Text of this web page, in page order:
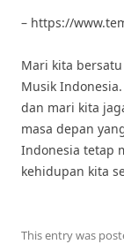
– https://
Mari kita
Musik
dan mari kita
masa depan
Indonesia tetap
kehidupan kita
This entry was